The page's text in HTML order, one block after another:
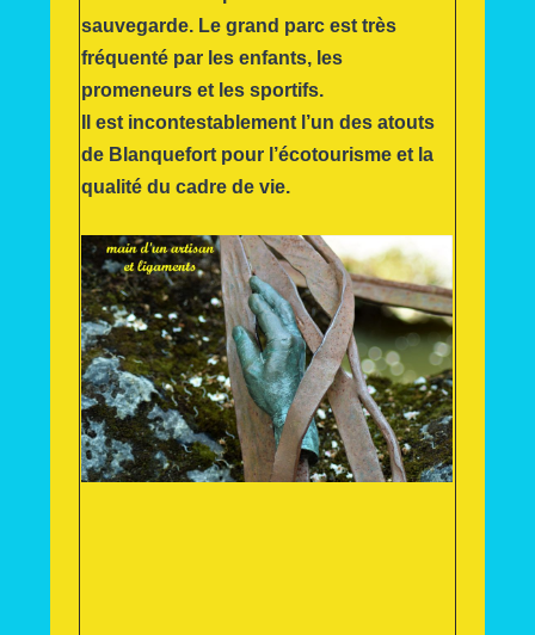
sauvegarde. Le grand parc est très
fréquenté par les enfants, les
promeneurs et les sportifs.
Il est incontestablement l’un des atouts
de Blanquefort pour l’écotourisme et la
qualité du cadre de vie.